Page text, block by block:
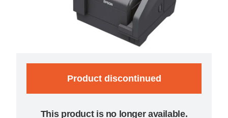
Product discontinued
This product is no longer available.